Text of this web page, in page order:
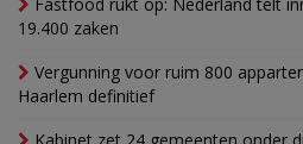
19.400 zaken
Vergunning voor ruim 800
Haarlem definitief